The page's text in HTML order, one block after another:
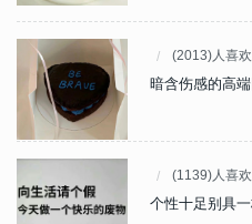
(2013)人喜欢
暗含伤感的高
(1139)人喜欢
个性十足别具